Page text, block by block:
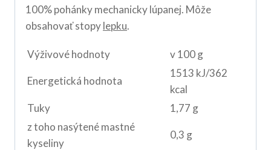
100% pohánky mechanicky lúpanej. Môže
obsahovať stopylepku.
Výživové hodnoty v 100 g
Energetická hodnota
1513 kJ/362
kcal
Tuky
1,77 g
z toho nasýtené mastné
kyseliny
0,3 g